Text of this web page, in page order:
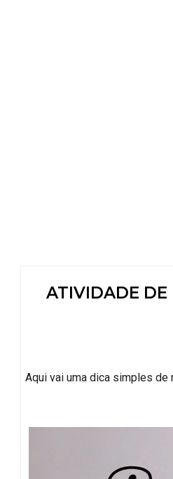
ATIVIDADE DE
Aqui vai uma dica simples